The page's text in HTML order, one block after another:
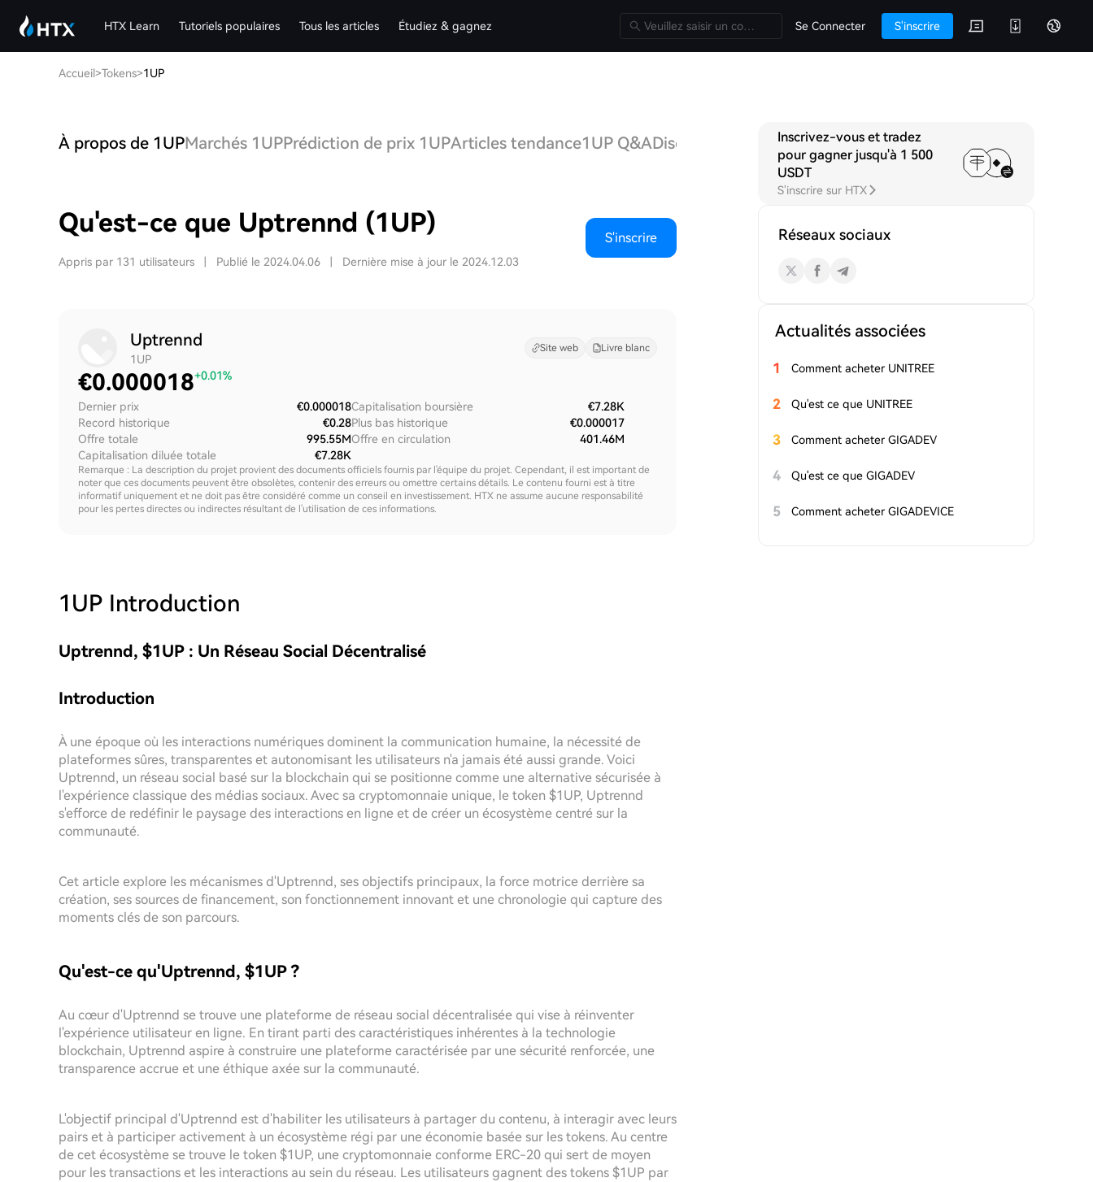
HTX Learn Tutoriels populaires Tous les articles Étudiez & gagnez Se Connecter S'inscrire
Accueil>Tokens>1UP
À propos de 1UPMarchés 1UPPrédiction de prix 1UPArticles tendance1UP Q&ADiscussions
Qu'est-ce que Uptrennd (1UP)
Appris par 131 utilisateurs Publié le 2024.04.06 Dernière mise à jour le 2024.12.03
S'inscrire
Uptrennd
1UP
Site web Livre blanc
€0.000018+0.01%
Dernier prix
€0.000018
Record historique
€0.28
Offre totale
995.55M
Capitalisation diluée totale
€7.28K
Capitalisation boursière
€7.28K
Plus bas historique
€0.000017
Offre en circulation
401.46M
Remarque : La description du projet provient des documents officiels fournis par l'équipe du projet. Cependant, il est important de
noter que ces documents peuvent être obsolètes, contenir des erreurs ou omettre certains détails. Le contenu fourni est à titre
informatif uniquement et ne doit pas être considéré comme un conseil en investissement. HTX ne assume aucune responsabilité
pour les pertes directes ou indirectes résultant de l'utilisation de ces informations.
1UP Introduction
Uptrennd, $1UP : Un Réseau Social Décentralisé
Introduction
À une époque où les interactions numériques dominent la communication humaine, la nécessité de
plateformes sûres, transparentes et autonomisant les utilisateurs n'a jamais été aussi grande. Voici
Uptrennd, un réseau social basé sur la blockchain qui se positionne comme une alternative sécurisée à
l'expérience classique des médias sociaux. Avec sa cryptomonnaie unique, le token $1UP, Uptrennd
s'efforce de redéfinir le paysage des interactions en ligne et de créer un écosystème centré sur la
communauté.
Cet article explore les mécanismes d'Uptrennd, ses objectifs principaux, la force motrice derrière sa
création, ses sources de financement, son fonctionnement innovant et une chronologie qui capture des
moments clés de son parcours.
Qu'est-ce qu'Uptrennd, $1UP ?
Au cœur d'Uptrennd se trouve une plateforme de réseau social décentralisée qui vise à réinventer
l'expérience utilisateur en ligne. En tirant parti des caractéristiques inhérentes à la technologie
blockchain, Uptrennd aspire à construire une plateforme caractérisée par une sécurité renforcée, une
transparence accrue et une éthique axée sur la communauté.
L'objectif principal d'Uptrennd est d'habiliter les utilisateurs à partager du contenu, à interagir avec leurs
pairs et à participer activement à un écosystème régi par une économie basée sur les tokens. Au centre
de cet écosystème se trouve le token $1UP, une cryptomonnaie conforme ERC-20 qui sert de moyen
pour les transactions et les interactions au sein du réseau. Les utilisateurs gagnent des tokens $1UP par
Inscrivez-vous et tradez
pour gagner jusqu'à 1 500
USDT
S'inscrire sur HTX
Réseaux sociaux
Actualités associées
1 Comment acheter UNITREE
2 Qu'est ce que UNITREE
3 Comment acheter GIGADEV
4 Qu'est ce que GIGADEV
5 Comment acheter GIGADEVICE